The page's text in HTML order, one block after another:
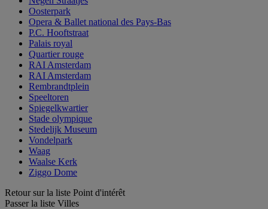
Oosterpark
Opera & Ballet national des Pays-Bas
P.C. Hooftstraat
Palais royal
Quartier rouge
RAI Amsterdam
RAI Amsterdam
Rembrandtplein
Speeltoren
Spiegelkwartier
Stade olympique
Stedelijk Museum
Vondelpark
Waag
Waalse Kerk
Ziggo Dome
Retour sur la liste Point d'intérêt
Passer la liste Villes